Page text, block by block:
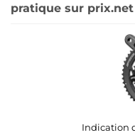
pratique sur prix.net
Indication